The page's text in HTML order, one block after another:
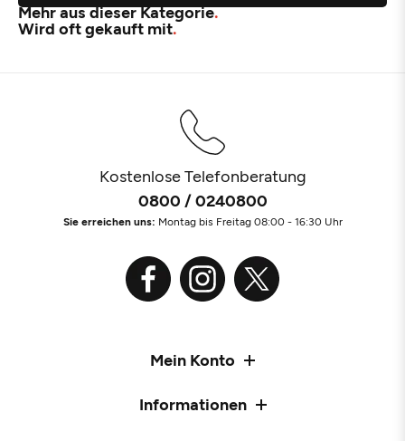
Mehr aus dieser Kategorie
Wird oft gekauft mit
Kostenlose Telefonberatung
0800 / 0240800
Sie erreichen uns: Montag bis Freitag 08:00 - 16:30 Uhr
Mein Konto
Informationen